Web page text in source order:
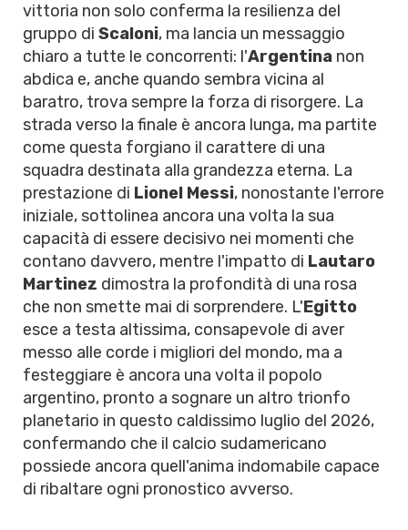
vittoria non solo conferma la resilienza del
gruppo di Scaloni, ma lancia un messaggio
chiaro a tutte le concorrenti: l'Argentina non
abdica e, anche quando sembra vicina al
baratro, trova sempre la forza di risorgere. La
strada verso la finale è ancora lunga, ma partite
come questa forgiano il carattere di una
squadra destinata alla grandezza eterna. La
prestazione di Lionel Messi, nonostante l'errore
iniziale, sottolinea ancora una volta la sua
capacità di essere decisivo nei momenti che
contano davvero, mentre l'impatto di Lautaro
Martinez dimostra la profondità di una rosa
che non smette mai di sorprendere. L'Egitto
esce a testa altissima, consapevole di aver
messo alle corde i migliori del mondo, ma a
festeggiare è ancora una volta il popolo
argentino, pronto a sognare un altro trionfo
planetario in questo caldissimo luglio del 2026,
confermando che il calcio sudamericano
possiede ancora quell'anima indomabile capace
di ribaltare ogni pronostico avverso.